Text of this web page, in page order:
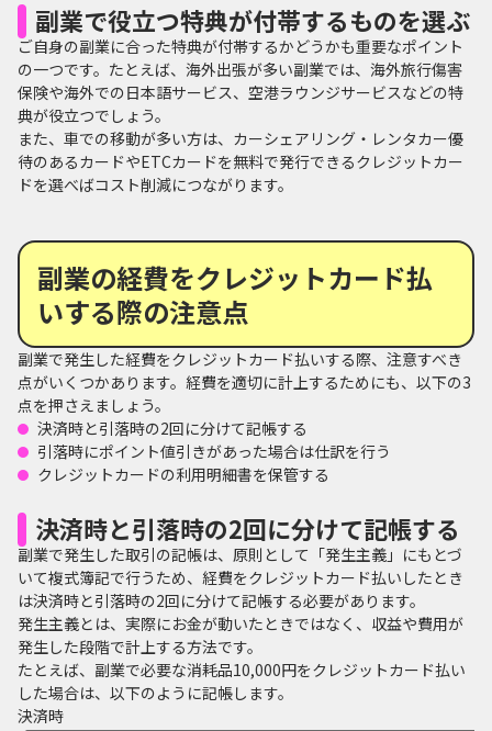
副業で役立つ特典が付帯するものを選ぶ
ご自身の副業に合った特典が付帯するかどうかも重要なポイント
の一つです。たとえば、海外出張が多い副業では、海外旅行傷害
保険や海外での日本語サービス、空港ラウンジサービスなどの特
典が役立つでしょう。
また、車での移動が多い方は、カーシェアリング・レンタカー優
待のあるカードやETCカードを無料で発行できるクレジットカー
ドを選べばコスト削減につながります。
副業の経費をクレジットカード払
いする際の注意点
副業で発生した経費をクレジットカード払いする際、注意すべき
点がいくつかあります。経費を適切に計上するためにも、以下の3
点を押さえましょう。
決済時と引落時の2回に分けて記帳する
引落時にポイント値引きがあった場合は仕訳を行う
クレジットカードの利用明細書を保管する
決済時と引落時の2回に分けて記帳する
副業で発生した取引の記帳は、原則として「発生主義」にもとづ
いて複式簿記で行うため、経費をクレジットカード払いしたとき
は決済時と引落時の2回に分けて記帳する必要があります。
発生主義とは、実際にお金が動いたときではなく、収益や費用が
発生した段階で計上する方法です。
たとえば、副業で必要な消耗品10,000円をクレジットカード払い
した場合は、以下のように記帳します。
決済時